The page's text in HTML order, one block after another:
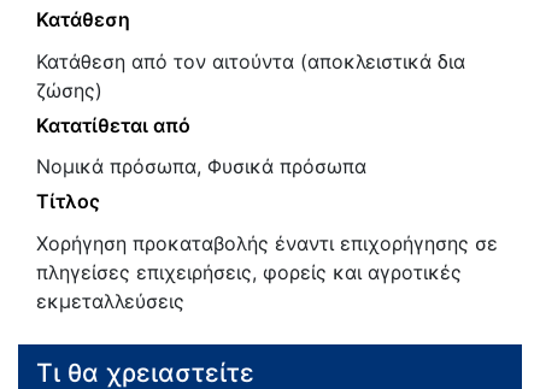
Κατάθεση
Κατάθεση από τον αιτούντα (αποκλειστικά δια
ζώσης)
Κατατίθεται από
Νομικά πρόσωπα, Φυσικά πρόσωπα
Τίτλος
Χορήγηση προκαταβολής έναντι επιχορήγησης σε
πληγείσες επιχειρήσεις, φορείς και αγροτικές
εκμεταλλεύσεις
Τι θα χρειαστείτε